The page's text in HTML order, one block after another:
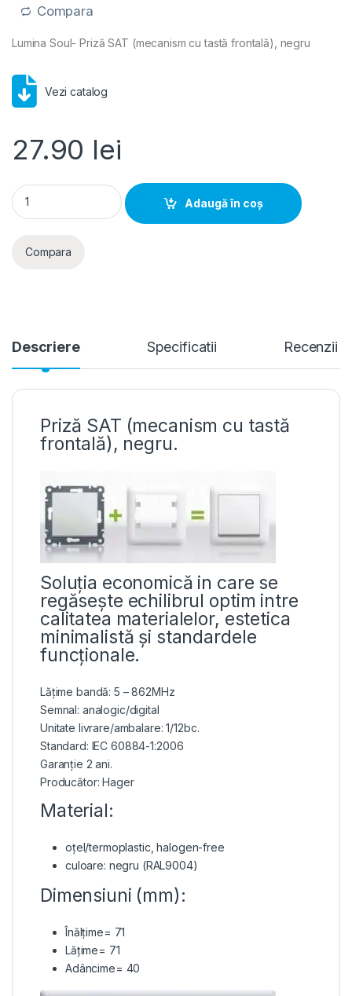
Compara
Lumina Soul- Priză SAT (mecanism cu tastă frontală), negru
Vezi catalog
27.90 lei
Lumina Soul- Priza SAT (mecanism cu tasta frontala), negru
Adaugă în coș
Compara
Descriere Specificatii Recenzii
Priză SAT (mecanism cu tastă
frontală), negru.
Soluția economică in care se
regăsește echilibrul optim intre
calitatea materialelor, estetica
minimalistă și standardele
funcționale.
Lățime bandă: 5 – 862MHz
Semnal: analogic/digital
Unitate livrare/ambalare: 1/12bc.
Standard: IEC 60884-1:2006
Garanție 2 ani.
Producător: Hager
Material:
oțel/termoplastic, halogen-free
culoare: negru (RAL9004)
Dimensiuni (mm):
Înălțime= 71
Lățime= 71
Adâncime= 40